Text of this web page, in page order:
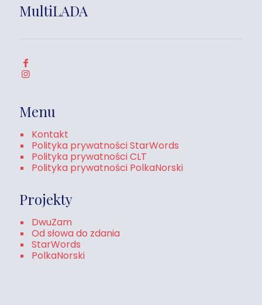
MultiLADA
Menu
Kontakt
Polityka prywatności StarWords
Polityka prywatności CLT
Polityka prywatności PolkaNorski
Projekty
DwuZam
Od słowa do zdania
StarWords
PolkaNorski